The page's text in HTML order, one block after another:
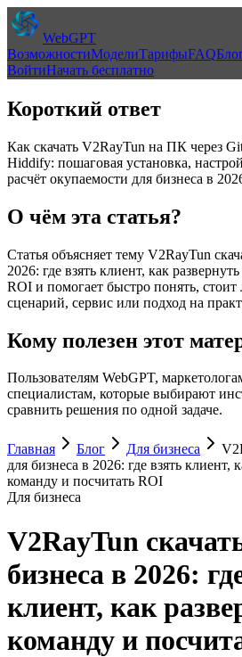
WebGPT
ВозможностиМоделиТарифыFAQ
ВойтиНачать бесплатно
Короткий ответ
Как скачать V2RayTun на ПК через
Hiddify: пошаговая установка,
расчёт окупаемости для бизнеса в
О чём эта статья?
Статья объясняет тему V2RayTun
2026: где взять клиент, как
ROI и помогает быстро понять, стоит
сценарий, сервис или подход на
Кому полезен этот
Пользователям WebGPT,
специалистам, которые выбирают
сравнить решения по одной задаче.
Главная Блог Для бизнеса
для бизнеса в 2026: где взять клиент,
команду и посчитать ROI
Для бизнеса
V2RayTun
бизнеса в 2026:
клиент, как
команду и